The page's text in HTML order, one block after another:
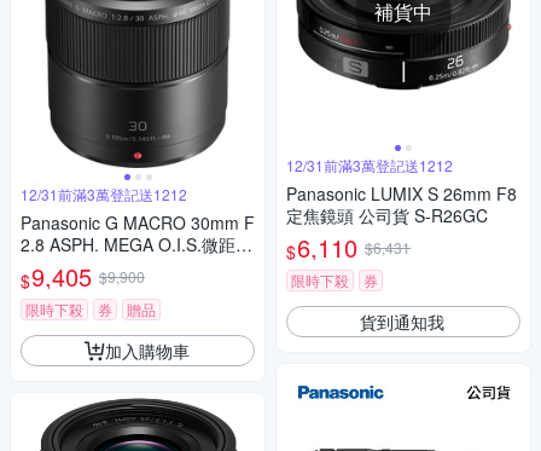
12/31前滿3萬登記送1212
Panasonic G MACRO 30mm F
2.8 ASPH. MEGA O.I.S.微距鏡
頭 公司貨
$9,405 $9,900
限時下殺
券 贈品
加入購物車
補貨中
12/31前滿3萬登記送1212
Panasonic LUMIX S 26mm F8
定焦鏡頭 公司貨 S-R26GC
$6,110 $6,431
限時下殺
券
貨到通知我